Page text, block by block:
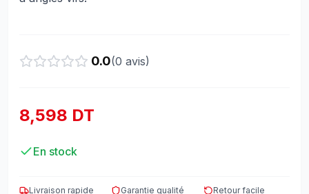
0.0(0 avis)
8,598 DT
En stock
Livraison rapide Garantie qualité Retour facile